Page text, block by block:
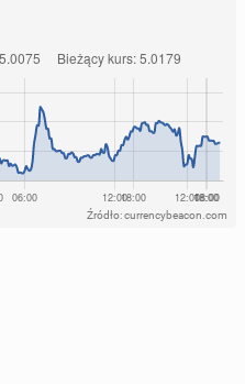
Źródło: currencybeacon.com